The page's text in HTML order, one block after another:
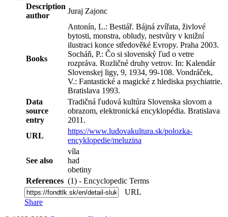
Description
author
Juraj Zajonc
Books
Antonín, L.: Bestiář. Bájná zvířata, živlové
bytosti, monstra, obludy, nestvůry v knižní
ilustraci konce středověké Evropy. Praha 2003.
Socháň, P.: Čo si slovenský ľud o vetre
rozpráva. Rozličné druhy vetrov. In: Kalendár
Slovenskej ligy, 9, 1934, 99-108. Vondráček,
V.: Fantastické a magické z hlediska psychiatrie.
Bratislava 1993.
Data
source
entry
Tradičná ľudová kultúra Slovenska slovom a
obrazom, elektronická encyklopédia. Bratislava
2011.
URL
https://www.ludovakultura.sk/polozka-
encyklopedie/meluzina
See also
víla
had
obetiny
References (1) - Encyclopedic Terms
URL
Share